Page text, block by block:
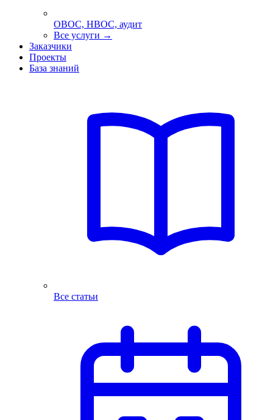
ОВОС, НВОС, аудит
Все услуги →
Заказчики
Проекты
База знаний
Все статьи